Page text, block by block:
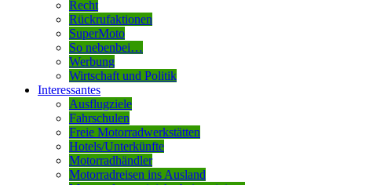
Recht
Rückrufaktionen
SuperMoto
So nebenbei…
Werbung
Wirtschaft und Politik
Interessantes
Ausflugziele
Fahrschulen
Freie Motorradwerkstätten
Hotels/Unterkünfte
Motorradhändler
Motorradreisen ins Ausland